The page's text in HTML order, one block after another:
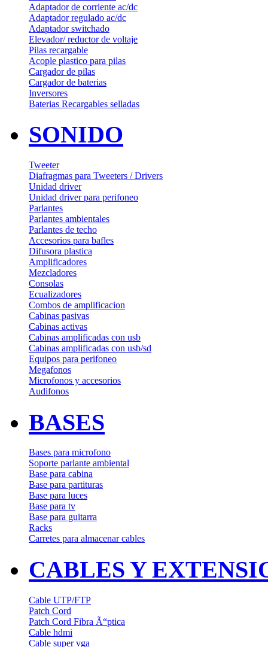
Adaptador de corriente ac/dc
Adaptador regulado ac/dc
Adaptador switchado
Elevador/ reductor de voltaje
Pilas recargable
Acople plastico para pilas
Cargador de pilas
Cargador de baterias
Inversores
Baterias Recargables selladas
SONIDO
Tweeter
Diafragmas para Tweeters / Drivers
Unidad driver
Unidad driver para perifoneo
Parlantes
Parlantes ambientales
Parlantes de techo
Accesorios para bafles
Difusora plastica
Amplificadores
Mezcladores
Consolas
Ecualizadores
Combos de amplificacion
Cabinas pasivas
Cabinas activas
Cabinas amplificadas con usb
Cabinas amplificadas con usb/sd
Equipos para perifoneo
Megafonos
Microfonos y accesorios
Audifonos
BASES
Bases para microfono
Soporte parlante ambiental
Base para cabina
Base para partituras
Base para luces
Base para tv
Base para guitarra
Racks
Carretes para almacenar cables
CABLES Y
Cable UTP/FTP
Patch Cord
Patch Cord Fibra Ã“ptica
Cable hdmi
Cable super vga